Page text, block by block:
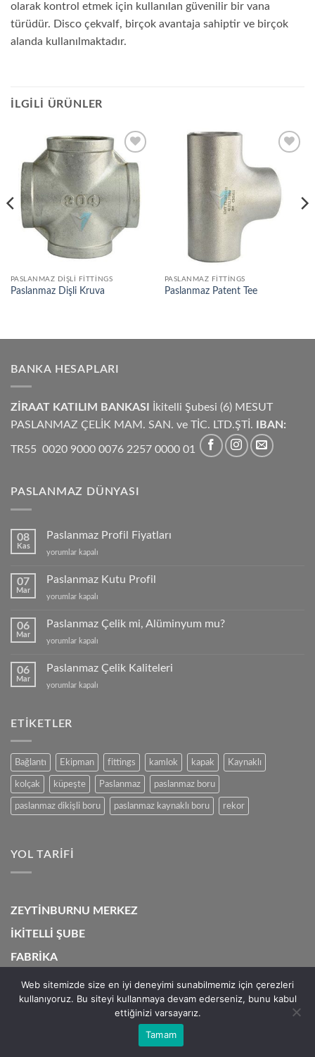
olarak kontrol etmek için kullanılan güvenilir bir vana
türüdür. Disco çekvalf, birçok avantaja sahiptir ve birçok
alanda kullanılmaktadır.
İLGILI ÜRÜNLER
Add to
wishlist
PASLANMAZ DIŞLI FITTINGS
Paslanmaz Dişli Kruva
wishlist
PASLANMAZ FITTINGS
Paslanmaz Patent Tee
BANKA HESAPLARI
ZİRAAT KATILIM BANKASI
İkitelli Şubesi (6) MESUT
PASLANMAZ ÇELİK MAM. SAN. ve TİC. LTD.ŞTİ.
IBAN:
TR55 0020 9000 0076 2257 0000 01
PASLANMAZ DÜNYASI
08
Kas
Paslanmaz Profil Fiyatları
Paslanmaz
Fiyatları
yorumlar kapalı
07
Mar
Paslanmaz Kutu Profil
Paslanmaz
Profil
yorumlar kapalı
06
Mar
Paslanmaz Çelik mi, Alüminyum mu?
Paslanmaz
mi,
mu?
yorumlar kapalı
06
Mar
Paslanmaz Çelik Kaliteleri
Paslanmaz
için
yorumlar kapalı
ETIKETLER
Bağlantı Ekipman fittings kamlok kapak Kaynaklı
kolçak küpeşte Paslanmaz paslanmaz boru
paslanmaz dikişli boru paslanmaz kaynaklı boru rekor
YOL TARIFI
ZEYTİNBURNU MERKEZ
İKİTELLİ ŞUBE
FABRİKA
Visa MasterCard
Copyright 2026 ©Mesut Paslanmaz
Web sitemizde size en iyi deneyimi sunabilmemiz için çerezleri
kullanıyoruz. Bu siteyi kullanmaya devam ederseniz, bunu kabul
ettiğinizi varsayarız.
Tamam